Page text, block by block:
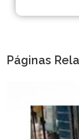
Páginas